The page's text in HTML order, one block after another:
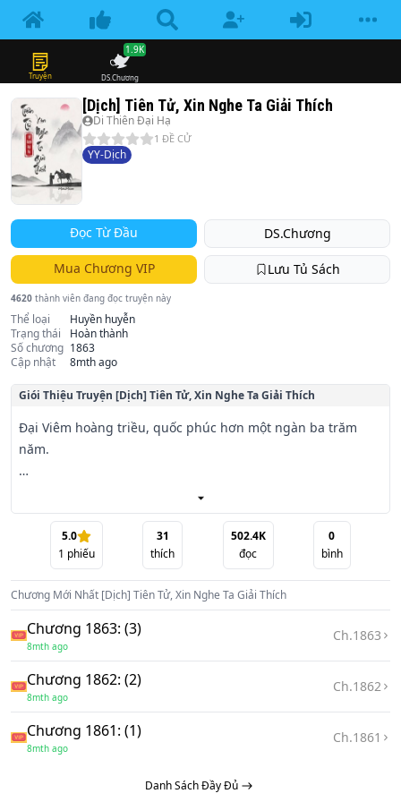
Truyện DS.Chương
1.9K
[Dịch] Tiên Tử, Xin Nghe Ta Giải Thích
Di Thiên Đại Hạ
1 ĐỀ CỬ
YY-Dịch
Đọc Từ Đầu DS.Chương
Mua Chương VIP Lưu Tủ Sách
4620 thành viên đang đọc truyện này
Thể loại
Huyền huyễn
Trạng thái
Hoàn thành
Số chương 1863
Cập nhật
8mth ago
Giói Thiệu Truyện [Dịch] Tiên Tử, Xin Nghe Ta Giải Thích
Đại Viêm hoàng triều, quốc phúc hơn một ngàn ba trăm
năm.
Bệnh tình Hoàng đế nguy kịch, Thái tử giám quốc, tiên môn
chiếm cứ khắp nơi, tướng lĩnh loạn triều.
Trong một đêm mưa gió.
Hứa Nguyên tỉnh lại sau giấc ngủ, nhận ra bản thân ở
trong một ngôi miếu hoang.
Thấy được tượng Phật quỷ dị bị cụt tay và một thiếu nữ áo
đen dùng khăn mỏng che mặt.
. . .
5.0
1 phiếu
31
thích
502.4K
đọc
0
bình
Chương Mới Nhất [Dịch] Tiên Tử, Xin Nghe Ta Giải Thích
Chương 1863: (3)
8mth ago
Ch.1863
Chương 1862: (2)
8mth ago
Ch.1862
Chương 1861: (1)
8mth ago
Ch.1861
Danh Sách Đầy Đủ